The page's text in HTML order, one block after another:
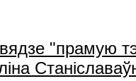
"прамую